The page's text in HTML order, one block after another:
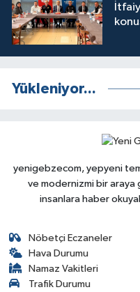
Yükleniyor...
yenigebzecom, yepyeni
ve modernizmi bir araya
insanlara haber
Nöbetçi Eczaneler
Hava Durumu
Namaz Vakitleri
Trafik Durumu